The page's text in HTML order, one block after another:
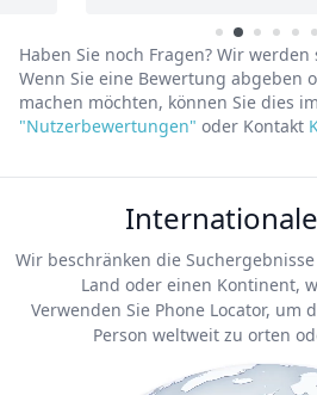
Haben Sie noch Fragen? Wir
Wenn Sie eine Bewertung abgeben
machen möchten, können Sie dies
"Nutzerbewertungen" oder Kontakt
Wir beschränken die
Land oder einen Kontinent,
Verwenden Sie Phone Locator, um
Person weltweit zu orten